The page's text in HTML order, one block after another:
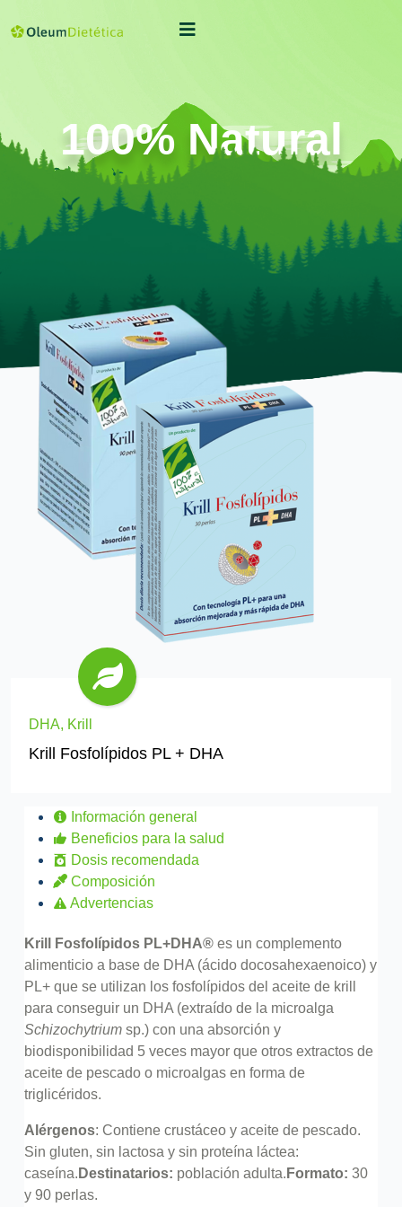
100% Natural
DHA, Krill
Krill Fosfolípidos PL + DHA
Información general
Beneficios para la salud
Dosis recomendada
Composición
Advertencias
Krill Fosfolípidos PL+DHA® es un complemento
alimenticio a base de DHA (ácido docosahexaenoico) y
PL+ que se utilizan los fosfolípidos del aceite de krill
para conseguir un DHA (extraído de la microalga
Schizochytrium sp.) con una absorción y
biodisponibilidad 5 veces mayor que otros extractos de
aceite de pescado o microalgas en forma de
triglicéridos.
Alérgenos: ​Contiene crustáceo y aceite de pescado.
Sin gluten, sin lactosa y sin proteína láctea:
caseína. Destinatarios: población adulta. Formato: 30
y 90 perlas.